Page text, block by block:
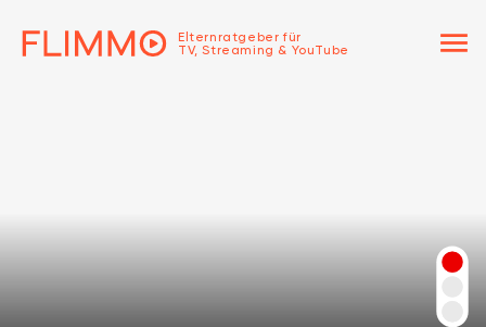
Elternratgeber für
TV, Streaming & YouTube
menu